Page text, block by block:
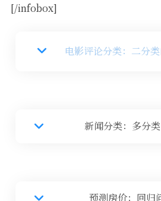
[/infobox]
电影评论分类：二分
新闻分类：多分
预测房价：回归